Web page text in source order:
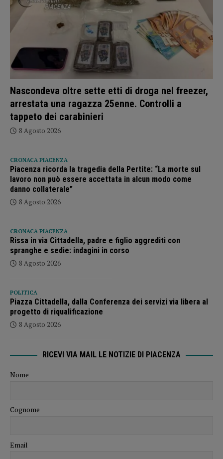
Nascondeva oltre sette etti di droga nel freezer,
arrestata una ragazza 25enne. Controlli a
tappeto dei carabinieri
8 Agosto 2026
CRONACA PIACENZA
Piacenza ricorda la tragedia della Pertite: “La morte sul
lavoro non può essere accettata in alcun modo come
danno collaterale”
8 Agosto 2026
CRONACA PIACENZA
Rissa in via Cittadella, padre e figlio aggrediti con
spranghe e sedie: indagini in corso
8 Agosto 2026
POLITICA
Piazza Cittadella, dalla Conferenza dei servizi via libera al
progetto di riqualificazione
8 Agosto 2026
RICEVI VIA MAIL LE NOTIZIE DI PIACENZA
Nome
Cognome
Email